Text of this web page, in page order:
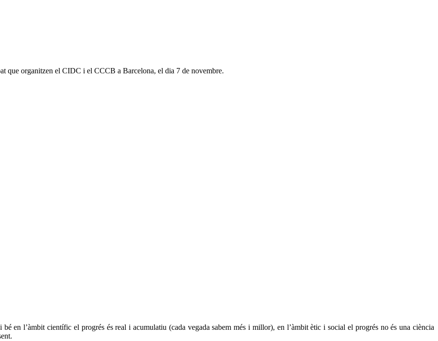
que organitzen el CIDC i el CCCB a Barcelona, el dia 7 de novembre.
en l’àmbit científic el progrés és real i acumulatiu (cada vegada sabem més i millor), en l’àmbit ètic i social el progrés no és una ciència